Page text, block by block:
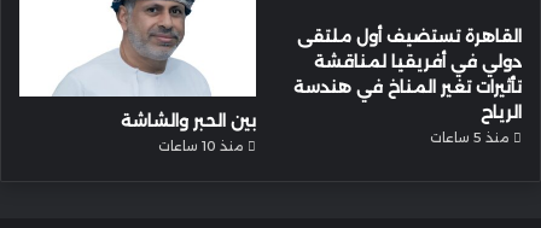
القاهرة تستضيف أول ملتقى
دولي في أفريقيا لمناقشة
تأثيرات تغير المناخ في هندسة
الرياح
منذ 5 ساعات
بين الحبر والشاشة
منذ 10 ساعات